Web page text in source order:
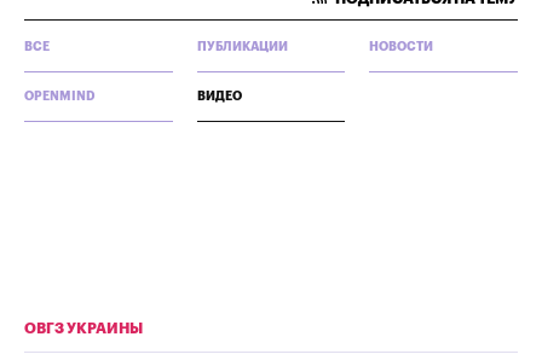
ВСЕ ПУБЛИКАЦИИ НОВОСТИ
OPENMIND ВИДЕО
ОВГЗ УКРАИНЫ